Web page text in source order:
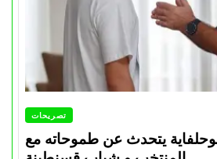
تصريحات
يتحدث عن طموحاته مع